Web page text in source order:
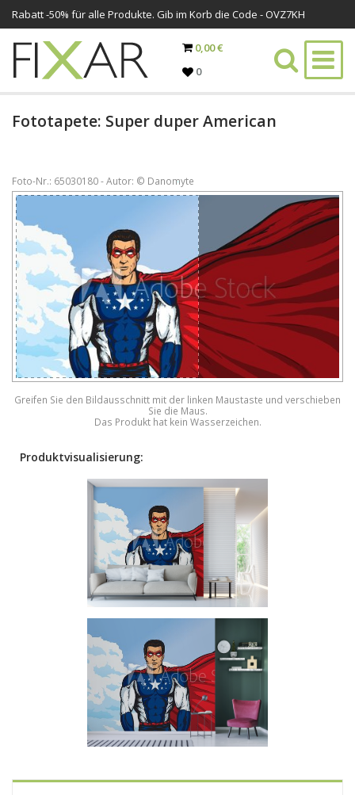
Rabatt -50% für alle Produkte. Gib im Korb die Code - OVZ7KH
0,00 €
0
Fototapete: Super duper American
Foto-Nr.: 65030180 - Autor: © Danomyte
Greifen Sie den Bildausschnitt mit der linken Maustaste und verschieben
Sie die Maus.
Das Produkt hat kein Wasserzeichen.
Produktvisualisierung: